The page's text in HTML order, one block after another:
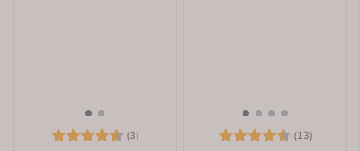
Karakter: (3)
4.7 av 5 muligeKarakter: (13)